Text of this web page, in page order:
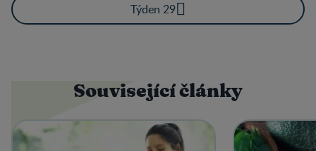
Týden 29
Související články